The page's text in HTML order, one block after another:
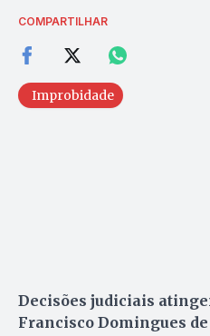
COMPARTILHAR
Improbidade
Decisões judiciais
Francisco Domingues